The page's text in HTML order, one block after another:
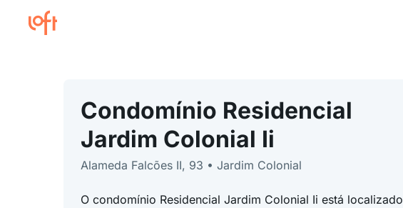
Condomínio Residencial
Jardim Colonial Ii
Alameda Falcões II, 93 • Jardim Colonial
O condomínio Residencial Jardim Colonial Ii está localizado